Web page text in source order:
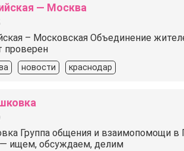
— Москва
– Московская Объединение
проверен
новости краснодар
Группа общения и взаимопомощи в
ищем, обсуждаем, делим